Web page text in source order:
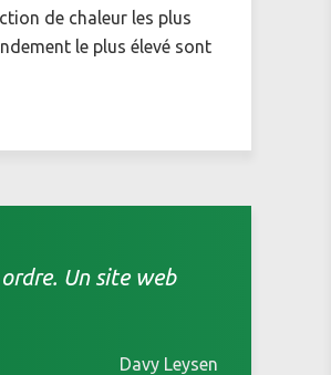
de chaleur les plus
le plus élevé sont
Un site web
Davy Leysen